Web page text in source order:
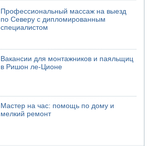
Профессиональный массаж на выезд
по Северу с дипломированным
специалистом
Вакансии для монтажников и паяльщиц
в Ришон ле-Ционе
Мастер на час: помощь по дому и
мелкий ремонт